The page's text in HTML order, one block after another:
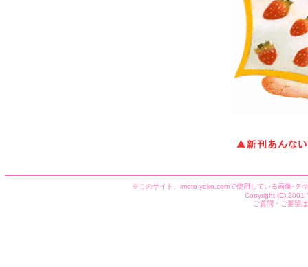
※このサイト、imoto-yoko.comで使用している画像･テ
Copyright (C) 2001
ご質問・ご要望